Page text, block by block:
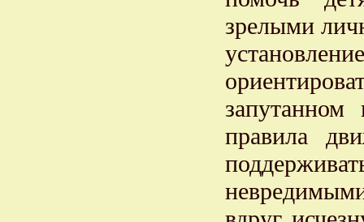
зрелыми
правила